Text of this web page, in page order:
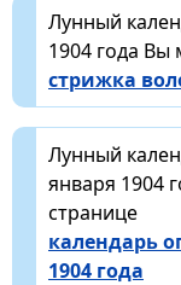
Лунный
1904 года Вы
стрижка
Лунный
января 1904
странице
календарь
1904 года